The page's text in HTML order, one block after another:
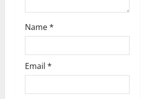
Name*
Email *